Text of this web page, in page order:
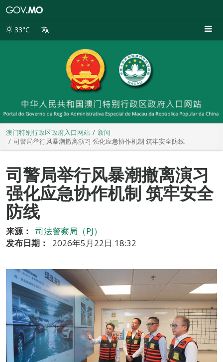
别
33°C
澳门特别行政区政府入口网站
新闻
司警局举行风暴潮撤离演习 强化应急协作机制 筑牢安全防线
司警局举行风暴潮撤离演习
强化应急协作机制 筑牢安全
防线
来源：
司法警察局（PJ）
发布日期：
2026年5月22日 18:32